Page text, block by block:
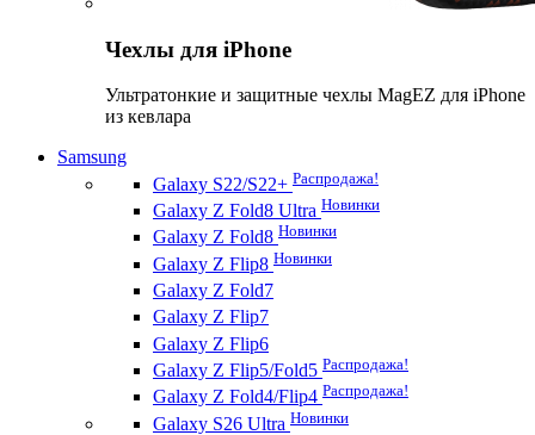
Чехлы для iPhone
Ультратонкие и защитные чехлы MagEZ для iPhone
из кевлара
Samsung
Galaxy S22/S22+ Распродажа!
Galaxy Z Fold8 Ultra Новинки
Galaxy Z Fold8 Новинки
Galaxy Z Flip8 Новинки
Galaxy Z Fold7
Galaxy Z Flip7
Galaxy Z Flip6
Galaxy Z Flip5/Fold5 Распродажа!
Galaxy Z Fold4/Flip4 Распродажа!
Galaxy S26 Ultra Новинки